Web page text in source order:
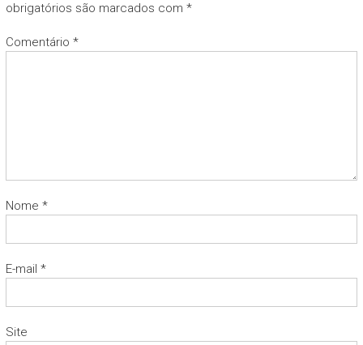
obrigatórios são marcados com *
Comentário *
Nome *
E-mail *
Site